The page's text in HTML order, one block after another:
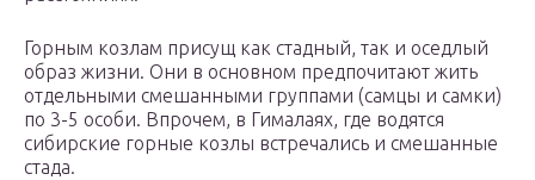
Горным козлам присущ как стадный, так и оседлый
образ жизни. Они в основном предпочитают жить
отдельными смешанными группами (самцы и самки)
по 3-5 особи. Впрочем, в Гималаях, где водятся
сибирские горные козлы встречались и смешанные
стада.